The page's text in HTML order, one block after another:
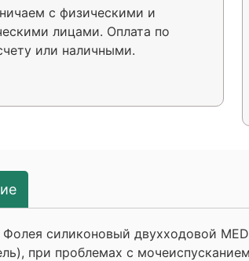
с физическими и
лицами. Оплата по
или наличными.
силиконовый двухходовой
при проблемах с